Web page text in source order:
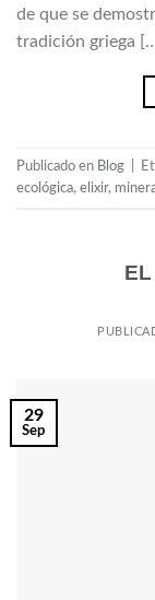
de que se
tradición griega
Publicado en Blog
ecológica, elixir,
29
Sep